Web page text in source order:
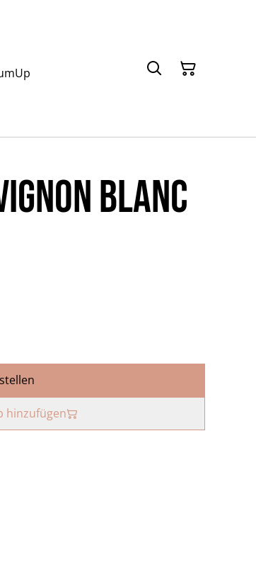
Blanc
hinzufügen